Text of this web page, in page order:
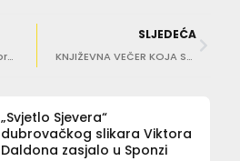
Alpski rog prvi put u Dvoru, maestro Borjan Canev i djelo inspirirano Gospodarom prstenova
SLJEDEĆA
KNJIŽEVNA VEČER KOJA SE NE PROPUŠTA Kočan, soneti i film u Saloči od zrcala
„Svjetlo Sjevera“
dubrovačkog slikara Viktora
Daldona zasjalo u Sponzi